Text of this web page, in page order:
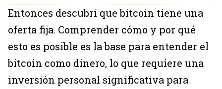
Entonces descubrí que bitcoin tiene una
oferta fija. Comprender cómo y por qué
esto es posible es la base para entender el
bitcoin como dinero, lo que requiere una
inversión personal significativa para